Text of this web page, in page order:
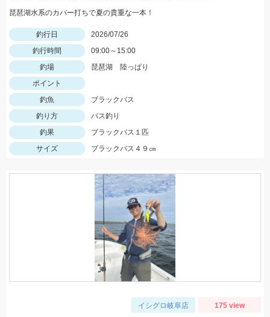
琵琶湖水系のカバー打ちで夏の貴重な一本！
釣行日
2026/07/26
釣行時間
09:00～15:00
釣場
琵琶湖 陸っぱり
ポイント
釣魚
ブラックバス
釣り方
バス釣り
釣果
ブラックバス１匹
サイズ
ブラックバス４９㎝
イシグロ岐阜店 175 view